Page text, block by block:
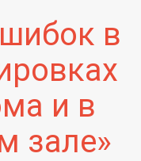
в
и в
зале»